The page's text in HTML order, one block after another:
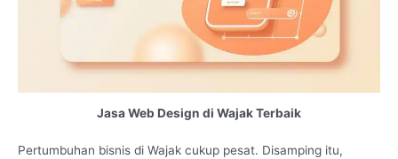
Jasa Web Design di Wajak Terbaik
Pertumbuhan bisnis di Wajak cukup pesat. Disamping itu,